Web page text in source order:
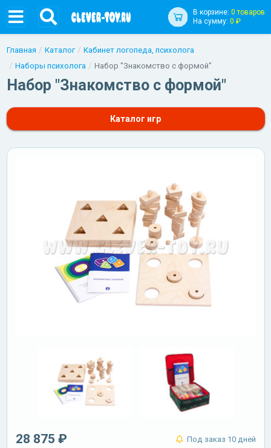
В корзине: 0 товаров
На сумму: 0 ₽
Главная Каталог
Кабинет логопеда, психолога
Наборы психолога
Набор "Знакомство с формой"
Набор "Знакомство с формой"
Каталог игр
28 875 ₽ Под заказ 10 дней